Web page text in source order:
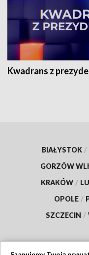
Kwadrans z
BIAŁYSTOK /
GORZÓW
KRAKÓW /
OPOLE /
SZCZECIN /